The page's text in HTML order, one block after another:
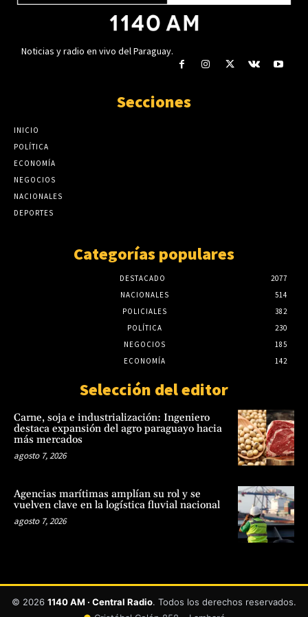
Noticias y radio en vivo del Paraguay.
Secciones
INICIO
POLÍTICA
ECONOMÍA
NEGOCIOS
NACIONALES
DEPORTES
Categorías populares
DESTACADO
2077
NACIONALES
514
POLICIALES
382
POLÍTICA
230
NEGOCIOS
185
ECONOMÍA
142
Selección del editor
Carne, soja e industrialización: Ingeniero
destaca expansión del agro paraguayo hacia
más mercados
agosto 7, 2026
Agencias marítimas amplían su rol y se
vuelven clave en la logística fluvial nacional
agosto 7, 2026
© 2026 1140 AM · Central Radio. Todos los derechos reservados.